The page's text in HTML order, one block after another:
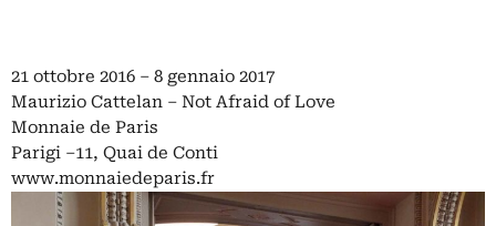
21 ottobre 2016 – 8 gennaio 2017
Maurizio Cattelan – Not Afraid of Love
Monnaie de Paris
Parigi –11, Quai de Conti
www.monnaiedeparis.fr